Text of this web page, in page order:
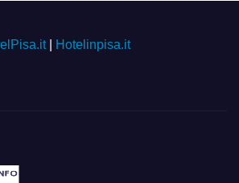
| Hotelinpisa.it